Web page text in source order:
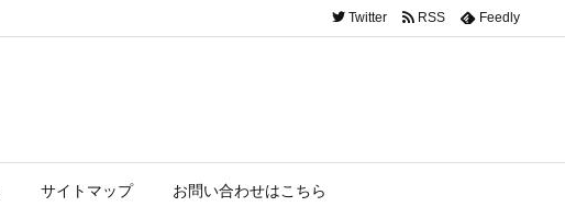
サイトマップ お問い合わせはこちら
Twitter RSS Feedly